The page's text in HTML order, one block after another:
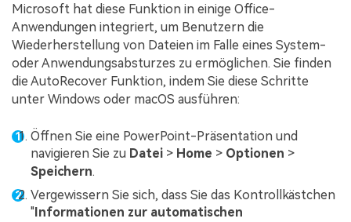
Microsoft hat diese Funktion in einige Office-
Anwendungen integriert, um Benutzern die
Wiederherstellung von Dateien im Falle eines System-
oder Anwendungsabsturzes zu ermöglichen. Sie finden
die AutoRecover Funktion, indem Sie diese Schritte
unter Windows oder macOS ausführen:
Öffnen Sie eine PowerPoint-Präsentation und
navigieren Sie zu Datei > Home > Optionen >
Speichern.
Vergewissern Sie sich, dass Sie das Kontrollkästchen
" Informationen zur automatischen